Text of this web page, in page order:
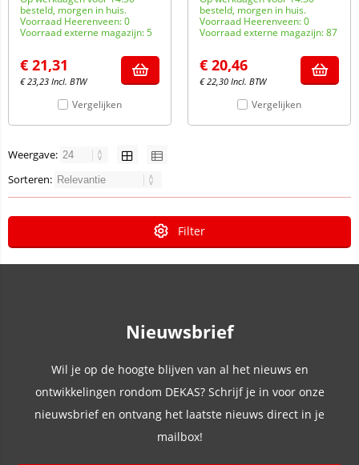
besteld, morgen in huis.
Voorraad Heerenveen: 0
Voorraad externe magazijn: 5
€ 21,31
€23,23 Incl. BTW
Vergelijken
besteld, morgen in huis.
Voorraad Heerenveen: 0
Voorraad externe magazijn: 87
€ 20,46
€22,30 Incl. BTW
Vergelijken
Weergave:
Sorteren:
Filter
Nieuwsbrief
Wil je op de hoogte blijven van al het nieuws en
ontwikkelingen rondom DEKAS? Schrijf je in voor onze
nieuwsbrief en ontvang het laatste nieuws direct in je
mailbox!